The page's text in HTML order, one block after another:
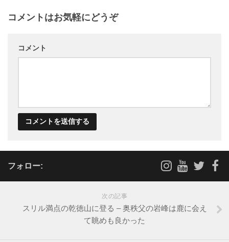
コメントはお気軽にどうぞ
コメント
フォロー:
次の記事
スリル満点の乾徳山に登る – 奥秩父の岩峰は鹿に会え
て眺めも良かった